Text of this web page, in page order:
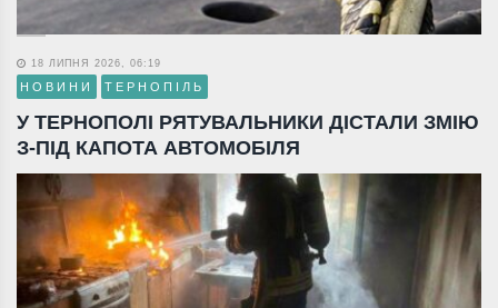
18 ЛИПНЯ 2026, 06:19
НОВИНИ ТЕРНОПІЛЬ
У ТЕРНОПОЛІ РЯТУВАЛЬНИКИ ДІСТАЛИ ЗМІЮ
З-ПІД КАПОТА АВТОМОБІЛЯ